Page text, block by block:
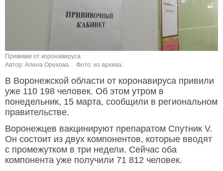
Прививки от коронавируса.
Автор: Алена Орехова.
Фото: из архива.
В Воронежской области от коронавируса привили
уже 110 198 человек. Об этом утром в
понедельник, 15 марта, сообщили в региональном
правительстве.
Воронежцев вакцинируют препаратом Спутник V.
Он состоит из двух компонентов, которые вводят
с промежутком в три недели. Сейчас оба
компонента уже получили 71 812 человек.